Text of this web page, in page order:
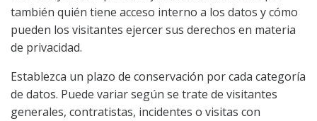
también quién tiene acceso interno a los datos y cómo
pueden los visitantes ejercer sus derechos en materia
de privacidad.
Establezca un plazo de conservación por cada categoría
de datos. Puede variar según se trate de visitantes
generales, contratistas, incidentes o visitas con